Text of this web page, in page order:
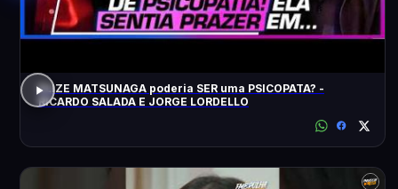
ELIZE MATSUNAGA poderia SER uma PSICOPATA? -
RICARDO SALADA E JORGE LORDELLO